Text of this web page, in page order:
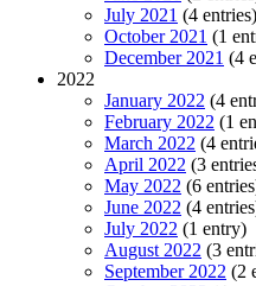
July 2021 (4 entries)
October 2021 (1
December 2021 (4
2022
January 2022 (4
February 2022 (1
March 2022 (4
April 2022 (3
May 2022 (6
June 2022 (4
July 2022 (1 entry)
August 2022 (3
September 2022 (2